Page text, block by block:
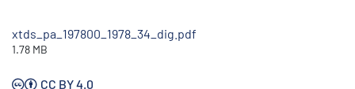
xtds_pa_197800_1978_34_dig.pdf
1.78 MB
CC BY 4.0